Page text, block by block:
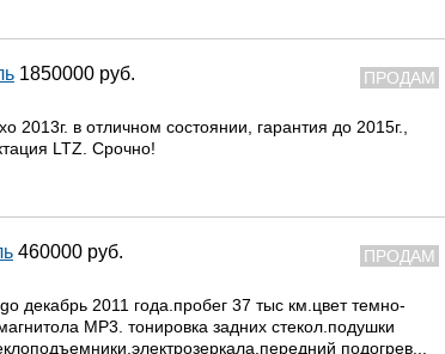
ПРОДАМ
1850000 руб.
в отличном состоянии, гарантия до 2015г.,
LTZ. Срочно!
ПРОДАМ
460000 руб.
декабрь 2011 года.пробег 37 тыс км.цвет темно-
MP3. тонировка задних стекол.подушки
подогрев...